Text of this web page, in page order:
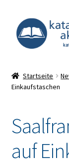
Navigation
springen
Zum
Inhalt
springen
Deals
Impressum
Startseite
Einkaufstaschen
auf